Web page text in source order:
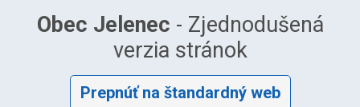
Obec Jelenec - Zjednodušená
verzia stránok
Prepnúť na štandardný web